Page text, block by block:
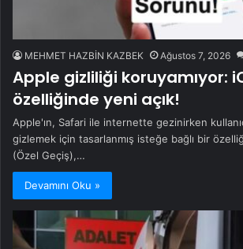
MEHMET HAZBİN KAZBEK Ağustos 7, 2026
Apple gizliliği koruyamıyor:
özelliğinde yeni açık!
Apple'ın, Safari ile internette gezinirken
gizlemek için tasarlanmış isteğe bağlı bir
(Özel Geçiş),…
Devamını Oku »